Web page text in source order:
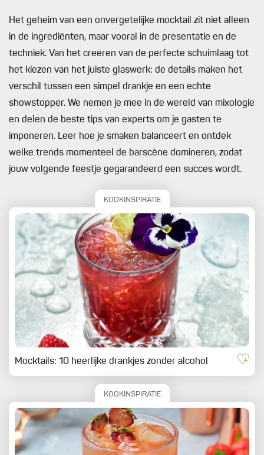
Het geheim van een onvergetelijke mocktail zit niet alleen
in de ingrediënten, maar vooral in de presentatie en de
techniek. Van het creëren van de perfecte schuimlaag tot
het kiezen van het juiste glaswerk: de details maken het
verschil tussen een simpel drankje en een echte
showstopper. We nemen je mee in de wereld van mixologie
en delen de beste tips van experts om je gasten te
imponeren. Leer hoe je smaken balanceert en ontdek
welke trends momenteel de barscène domineren, zodat
jouw volgende feestje gegarandeerd een succes wordt.
KOOKINSPIRATIE
Mocktails: 10 heerlijke drankjes zonder alcohol
KOOKINSPIRATIE